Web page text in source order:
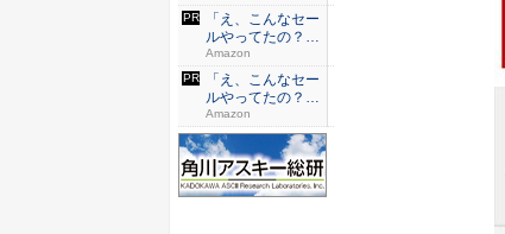
「え、こんなセー
ルやってたの？」
80％O...
Amazon
「え、こんなセー
ルやってたの？」
80％O...
Amazon